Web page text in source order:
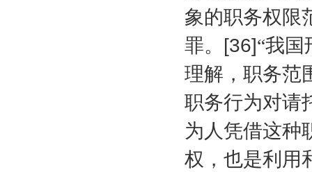
象的职务权限
罪。 [36]“我国
理解，职务范
职务行为对请
为人凭借这种
权，也是利用